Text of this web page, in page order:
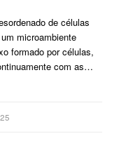
de células
microambiente
formado por células,
com as…